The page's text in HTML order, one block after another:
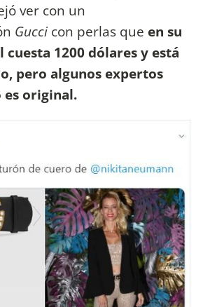
ver con un
Gucci con perlas que en su
1200 dólares y está
pero algunos expertos
original.